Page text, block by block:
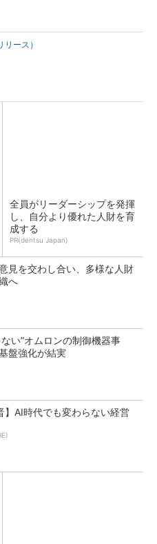
ース）
全員がリーダーシップを発揮
し、自分より優れた人財を育
成する
PR(dentsu Japan)
見を交わし合い、多様な人財
へ
い”オムロンの制御機器事
盤強化が結実
】AI時代でも変わらない経営